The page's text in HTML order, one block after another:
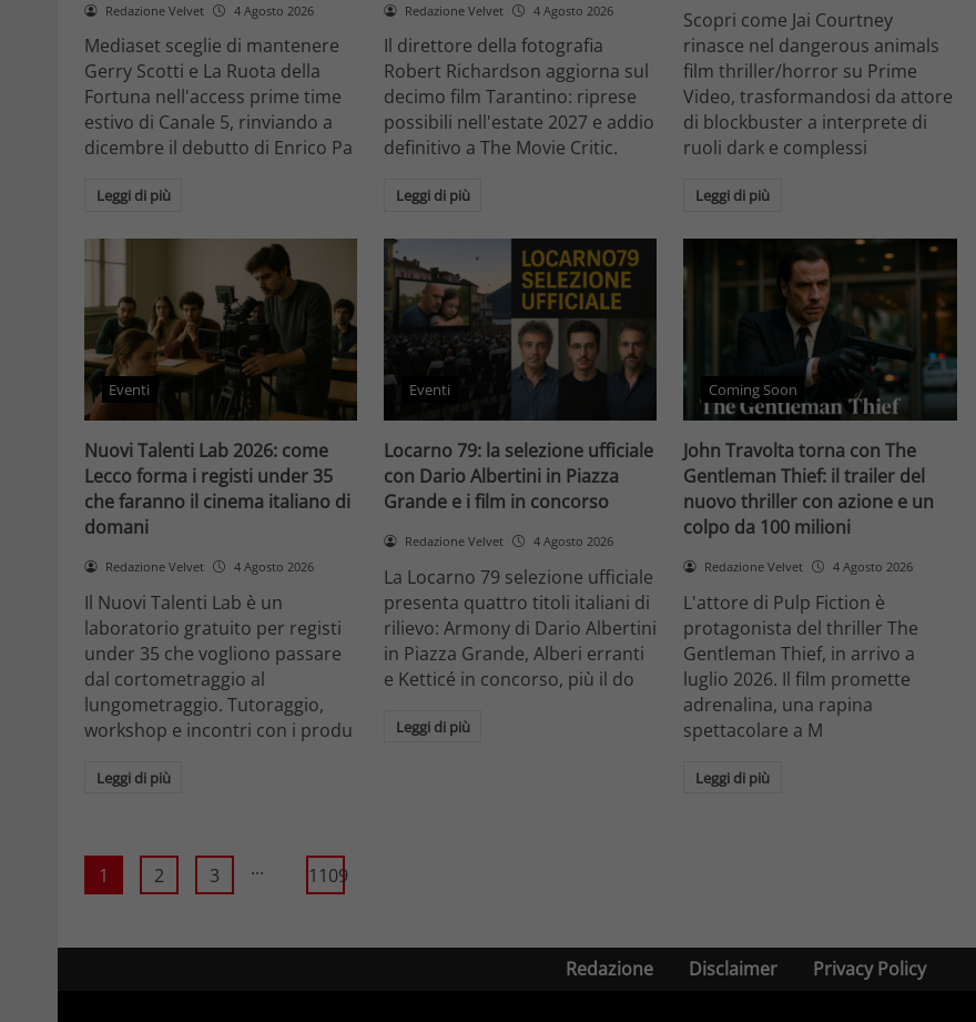
Redazione Velvet 4 Agosto 2026
Mediaset sceglie di mantenere
Gerry Scotti e La Ruota della
Fortuna nell'access prime time
estivo di Canale 5, rinviando a
dicembre il debutto di Enrico Pa
Leggi di più
Redazione Velvet 4 Agosto 2026
Il direttore della fotografia
Robert Richardson aggiorna sul
decimo film Tarantino: riprese
possibili nell'estate 2027 e addio
definitivo a The Movie Critic.
Leggi di più
Scopri come Jai Courtney
rinasce nel dangerous animals
film thriller/horror su Prime
Video, trasformandosi da attore
di blockbuster a interprete di
ruoli dark e complessi
Leggi di più
Eventi
Nuovi Talenti Lab 2026: come
Lecco forma i registi under 35
che faranno il cinema italiano di
domani
Redazione Velvet 4 Agosto 2026
Il Nuovi Talenti Lab è un
laboratorio gratuito per registi
under 35 che vogliono passare
dal cortometraggio al
lungometraggio. Tutoraggio,
workshop e incontri con i produ
Leggi di più
Eventi
Locarno 79: la selezione ufficiale
con Dario Albertini in Piazza
Grande e i film in concorso
Redazione Velvet 4 Agosto 2026
La Locarno 79 selezione ufficiale
presenta quattro titoli italiani di
rilievo: Armony di Dario Albertini
in Piazza Grande, Alberi erranti
e Ketticé in concorso, più il do
Leggi di più
Coming Soon
John Travolta torna con The
Gentleman Thief: il trailer del
nuovo thriller con azione e un
colpo da 100 milioni
Redazione Velvet 4 Agosto 2026
L'attore di Pulp Fiction è
protagonista del thriller The
Gentleman Thief, in arrivo a
luglio 2026. Il film promette
adrenalina, una rapina
spettacolare a M
Leggi di più
1 2 3 ... 1109
Redazione Disclaimer Privacy Policy